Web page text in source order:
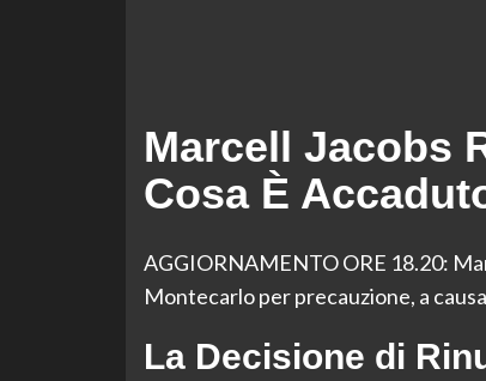
Marcell Jacobs
Cosa È
AGGIORNAMENTO ORE 18.20:
Montecarlo per precauzione, a
La Decisione di